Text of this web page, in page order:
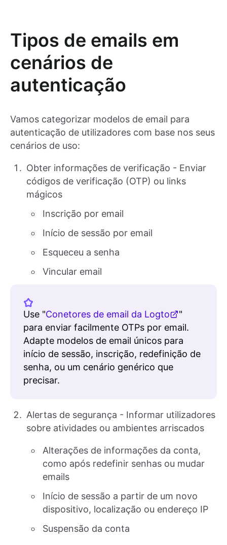
Tipos de emails em
cenários de
autenticação
Vamos categorizar modelos de email para
autenticação de utilizadores com base nos seus
cenários de uso:
Obter informações de verificação - Enviar
códigos de verificação (OTP) ou links
mágicos
Inscrição por email
Início de sessão por email
Esqueceu a senha
Vincular email
Use "Conetores de email da Logto
"
para enviar facilmente OTPs por email.
Adapte modelos de email únicos para
início de sessão, inscrição, redefinição de
senha, ou um cenário genérico que
precisar.
Alertas de segurança - Informar utilizadores
sobre atividades ou ambientes arriscados
Alterações de informações da conta,
como após redefinir senhas ou mudar
emails
Início de sessão a partir de um novo
dispositivo, localização ou endereço IP
Suspensão da conta